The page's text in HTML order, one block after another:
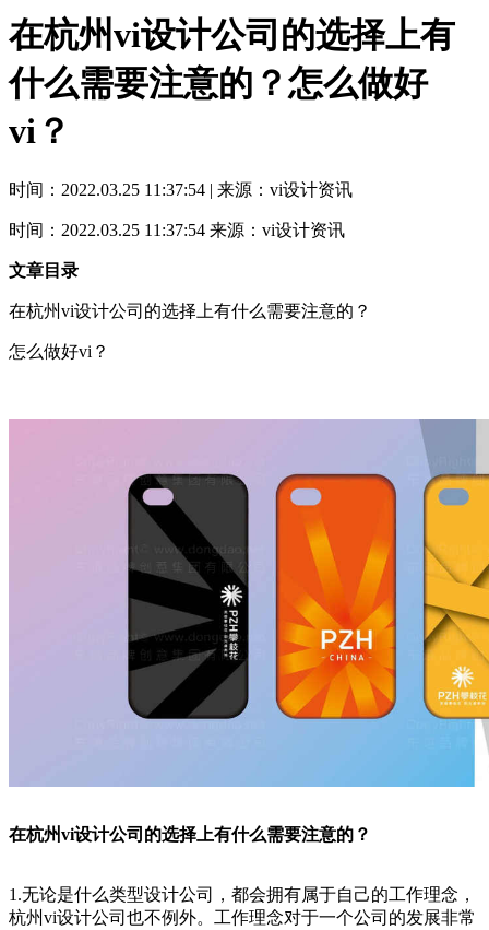
在杭州vi设计公司的选择上有
什么需要注意的？怎么做好
vi？
时间：2022.03.25 11:37:54 | 来源：vi设计资讯
时间：2022.03.25 11:37:54 来源：vi设计资讯
文章目录
在杭州vi设计公司的选择上有什么需要注意的？
怎么做好vi？
在杭州vi设计公司的选择上有什么需要注意的？
1.无论是什么类型设计公司，都会拥有属于自己的工作理念，
杭州vi设计公司也不例外。工作理念对于一个公司的发展非常